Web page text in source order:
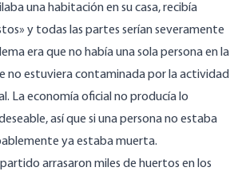
una habitación en su casa, recibía
y todas las partes serían severamente
era que no había una sola persona en la
no estuviera contaminada por la actividad
La economía oficial no producía lo
así que si una persona no estaba
ya estaba muerta.
arrasaron miles de huertos en los